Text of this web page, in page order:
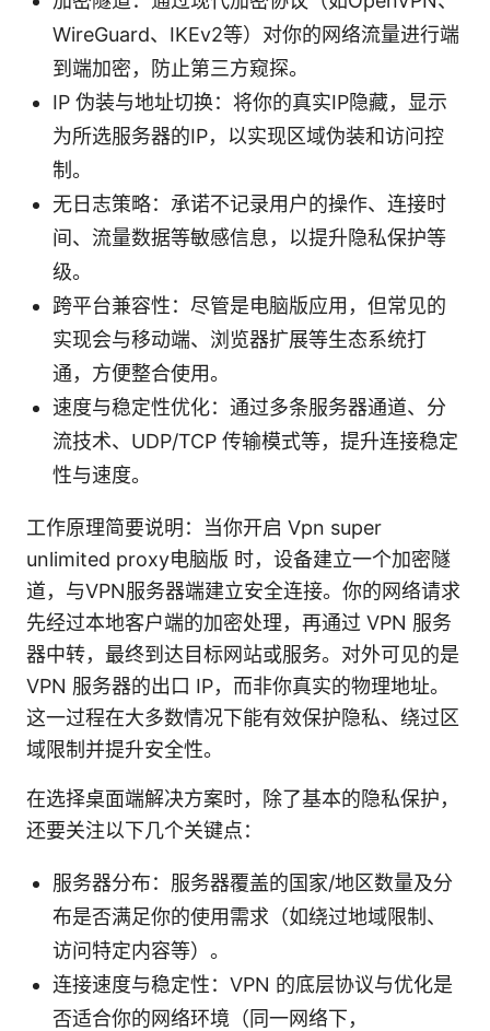
WireGuard、IKEv2等）对你的网络流量进行端
到端加密，防止第三方窥探。
IP 伪装与地址切换：将你的真实IP隐藏，显示
为所选服务器的IP，以实现区域伪装和访问控
制。
无日志策略：承诺不记录用户的操作、连接时
间、流量数据等敏感信息，以提升隐私保护等
级。
跨平台兼容性：尽管是电脑版应用，但常见的
实现会与移动端、浏览器扩展等生态系统打
通，方便整合使用。
速度与稳定性优化：通过多条服务器通道、分
流技术、UDP/TCP 传输模式等，提升连接稳定
性与速度。
工作原理简要说明：当你开启 Vpn super
unlimited proxy电脑版 时，设备建立一个加密隧
道，与VPN服务器端建立安全连接。你的网络请求
先经过本地客户端的加密处理，再通过 VPN 服务
器中转，最终到达目标网站或服务。对外可见的是
VPN 服务器的出口 IP，而非你真实的物理地址。
这一过程在大多数情况下能有效保护隐私、绕过区
域限制并提升安全性。
在选择桌面端解决方案时，除了基本的隐私保护，
还要关注以下几个关键点：
服务器分布：服务器覆盖的国家/地区数量及分
布是否满足你的使用需求（如绕过地域限制、
访问特定内容等）。
连接速度与稳定性：VPN 的底层协议与优化是
否适合你的网络环境（同一网络下，